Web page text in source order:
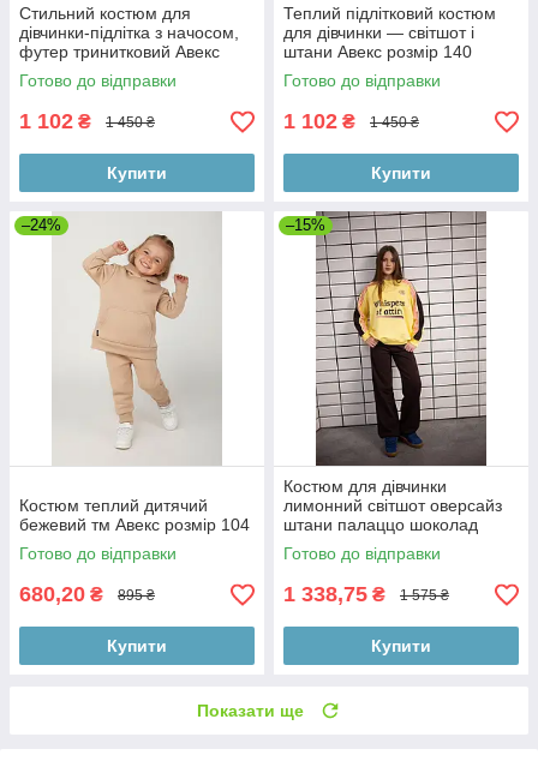
Стильний костюм для
дівчинки-підлітка з начосом,
футер тринитковий Авекс
розмір 158
Готово до відправки
1 102 ₴ 1 450 ₴
Купити
Теплий підлітковий костюм
для дівчинки — світшот і
штани Авекс розмір 140
Готово до відправки
1 102 ₴ 1 450 ₴
Купити
–24%
Костюм теплий дитячий
бежевий тм Авекс розмір 104
Готово до відправки
680,20 ₴ 895 ₴
Купити
–15%
Костюм для дівчинки
лимонний світшот оверсайз
штани палаццо шоколад
Готово до відправки
1 338,75 ₴ 1 575 ₴
Купити
Показати ще